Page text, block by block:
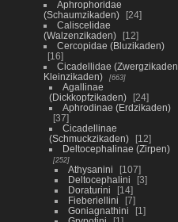
Aphrophoridae
(Schaumzikaden)
24
Caliscelidae
(Walzenzikaden)
12
Cercopidae (Bluzikaden)
16
Cicadellidae (Zwergzikaden,
Kleinzikaden)
663
Agallinae
(Dickkopfzikaden)
24
Aphrodinae (Erdzikaden)
37
Cicadellinae
(Schmuckzikaden)
12
Deltocephalinae (Zirpen)
252
Athysanini
107
Deltocephalini
3
Doraturini
14
Fieberiellini
7
Goniagnathini
1